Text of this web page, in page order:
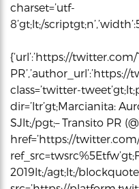
charset=’utf-
8’gt;lt;/
{‘url’:’https://
class=’twitter-
dir=’ltr’gt;Marcianita:
SJlt;/pgt;– Transito PR
href=’https://
2019lt;/agt;lt;/